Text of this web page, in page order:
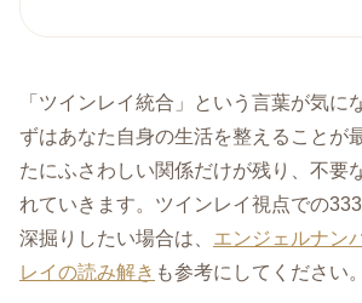
「ツインレイ統合」という言葉が気に
ずはあなた自身の生活を整えることが
たにふさわしい関係だけが残り、不要
れていきます。ツインレイ視点での
深掘りしたい場合は、 エンジェルナン
レイの読み解き も参考にしてください。